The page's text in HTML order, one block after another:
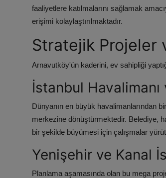
faaliyetlere katılmalarını sağlamak
erişimi kolaylaştırılmaktadır.
Stratejik Projeler
Arnavutköy'ün kaderini, ev sahipliği
İstanbul
Dünyanın en büyük havalimanlarından
merkezine dönüştürmektedir. Belediye,
bir şekilde büyümesi için çalışmalar
Yenişehir ve Kanal
Planlama aşamasında olan bu mega